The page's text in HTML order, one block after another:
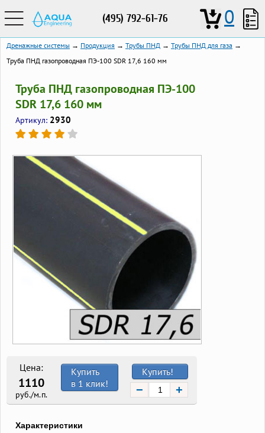
(495) 792-61-76 0
Дренажные системы → Продукция → Трубы ПНД → Трубы ПНД для газа →
Труба ПНД газопроводная ПЭ-100 SDR 17,6 160 мм
Труба ПНД газопроводная ПЭ-100
SDR 17,6 160 мм
Артикул: 2930
Цена:
1110
руб./м.п.
Купить!
− +
Купить
в 1 клик!
Характеристики